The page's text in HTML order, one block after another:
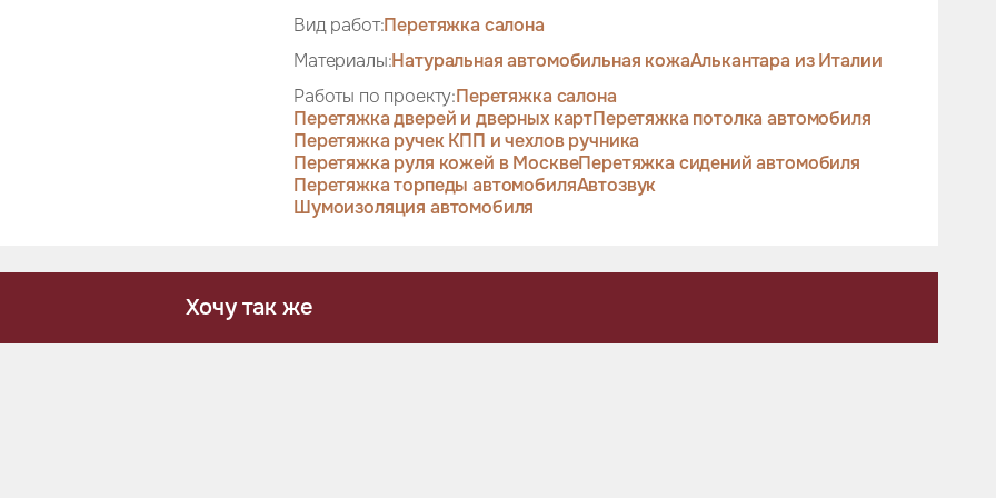
Вид работ:Перетяжка салона
Материалы:Натуральная автомобильная кожаАлькантара из Италии
Работы по проекту:Перетяжка салона
Перетяжка дверей и дверных картПеретяжка потолка автомобиля
Перетяжка ручек КПП и чехлов ручника
Перетяжка руля кожей в МосквеПеретяжка сидений автомобиля
Перетяжка торпеды автомобиляАвтозвук
Шумоизоляция автомобиля
Хочу так же